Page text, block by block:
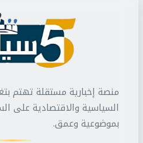
منصة إخبارية مستقلة تهتم
السياسية والاقتصادية على
بموضوعية وعمق.